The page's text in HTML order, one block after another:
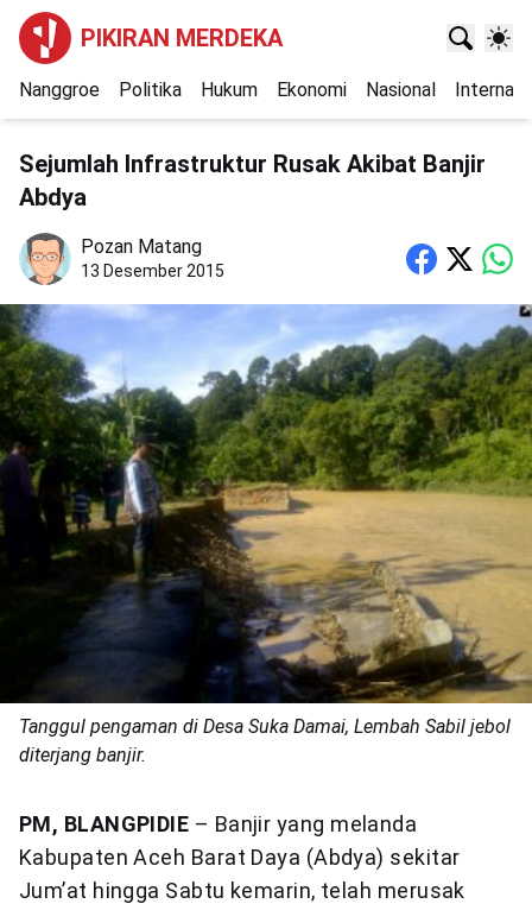
PIKIRAN MERDEKA
Nanggroe Politika Hukum Ekonomi Nasional
Sejumlah Infrastruktur Rusak Akibat Banjir
Abdya
Pozan Matang
13 Desember 2015
Tanggul pengaman di Desa Suka Damai, Lembah Sabil jebol
diterjang banjir.
PM, BLANGPIDIE – Banjir yang melanda
Kabupaten Aceh Barat Daya (Abdya) sekitar
Jum’at hingga Sabtu kemarin, telah merusak